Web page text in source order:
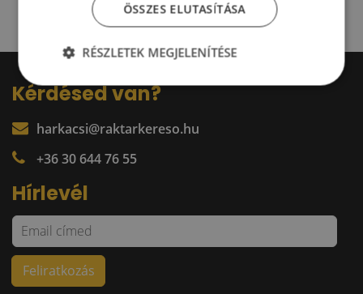
Kérdésed van?
harkacsi@raktarkereso.hu
+36 30 644 76 55
Hírlevél
ÖSSZES ELUTASÍTÁSA
RÉSZLETEK MEGJELENÍTÉSE